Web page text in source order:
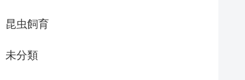
昆虫飼育
未分類